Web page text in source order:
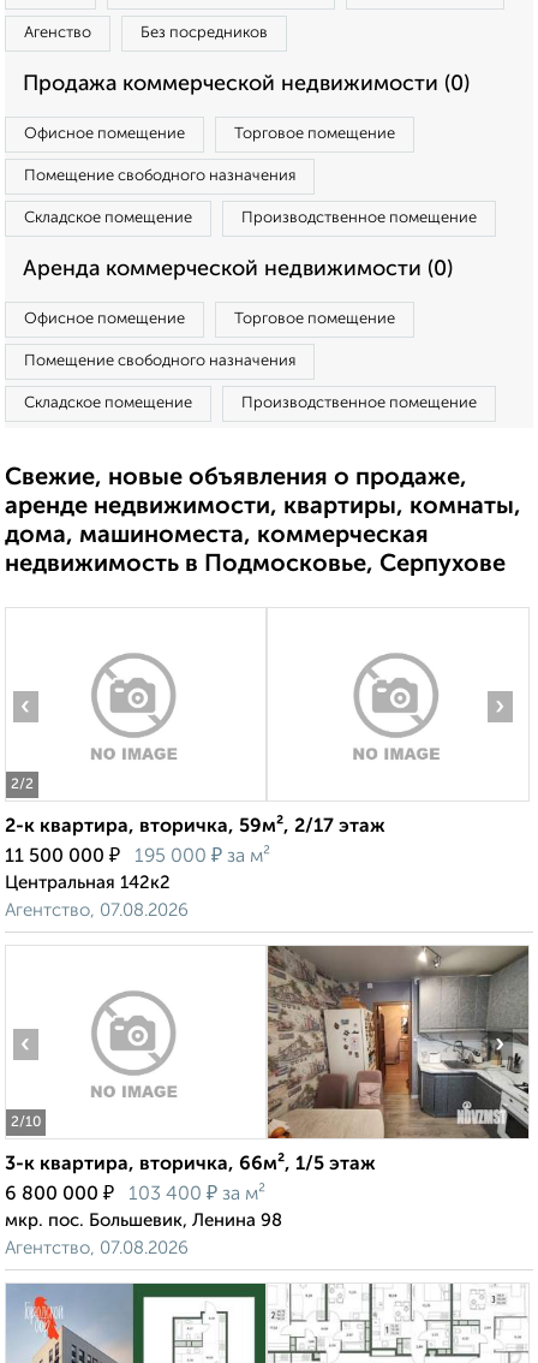
Агенство Без посредников
Продажа коммерческой недвижимости (0)
Офисное помещение Торговое помещение
Помещение свободного назначения
Складское помещение Производственное помещение
Аренда коммерческой недвижимости (0)
Офисное помещение Торговое помещение
Помещение свободного назначения
Складское помещение Производственное помещение
Свежие, новые объявления о продаже,
аренде недвижимости, квартиры, комнаты,
дома, машиноместа, коммерческая
недвижимость в Подмосковье, Серпухове
2/2
‹ ›
2-к квартира, вторичка, 59м², 2/17 этаж
11 500 000 ₽ 195 000 ₽ за м²
Центральная 142к2
Агентство, 07.08.2026
2/10
‹ ›
3-к квартира, вторичка, 66м², 1/5 этаж
6 800 000 ₽ 103 400 ₽ за м²
мкр. пос. Большевик, Ленина 98
Агентство, 07.08.2026